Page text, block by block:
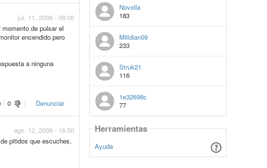
jul. 11, 2008 - 08:06
de pulsar el
encendido pero
a ninguna
0 Denunciar
ago. 12, 2009 - 16:50
pitidos que escuches,
Novolla
183
Milidian09
233
Struk21
116
1e32698c
77
Herramientas
Ayuda